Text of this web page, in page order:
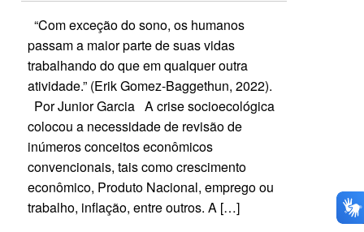
“Com exceção do sono, os humanos
passam a maior parte de suas vidas
trabalhando do que em qualquer outra
atividade.” (Erik Gomez-Baggethun, 2022).
Por Junior Garcia A crise socioecológica
colocou a necessidade de revisão de
inúmeros conceitos econômicos
convencionais, tais como crescimento
econômico, Produto Nacional, emprego ou
trabalho, inflação, entre outros. A […]